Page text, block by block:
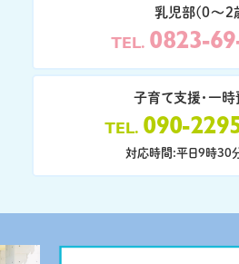
乳児部(0〜2
TEL 0823-
子育て支援・一時
TEL 090-
対応時間:平日9時30